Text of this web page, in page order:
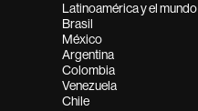
Latinoamérica y el mundo
Brasil
México
Argentina
Colombia
Venezuela
Chile